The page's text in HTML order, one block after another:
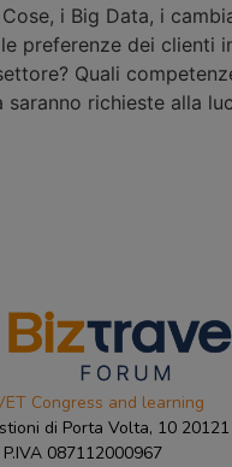
i Big Data, i
preferenze dei clienti
Quali
saranno richieste alla
Congress and learning
di Porta Volta, 10
P.IVA 087112000967